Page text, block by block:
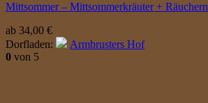
Mittsommer – Mittsommerkräuter + Räuchern
ab 34,00 €
Dorfladen:
Armbrusters Hof
0 von 5